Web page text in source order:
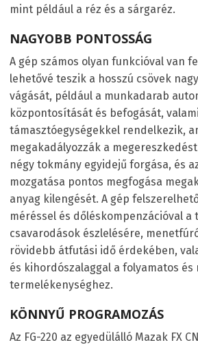
mint például a réz és a sárgaréz.
NAGYOBB PONTOSSÁG
A gép számos olyan funkcióval van
lehetővé teszik a hosszú csövek
vágását, például a munkadarab
központosítását és befogását,
támasztóegységekkel rendelkezik,
megakadályozzák a
négy tokmány egyidejű forgása, és
mozgatása pontos megfogása
anyag kilengését. A gép
méréssel és dőléskompenzációval a
csavarodások észlelésére,
rövidebb átfutási idő érdekében,
és kihordószalaggal a folyamatos és
termelékenységhez.
KÖNNYŰ PROGRAMOZÁS
Az FG-220 az egyedülálló Mazak FX